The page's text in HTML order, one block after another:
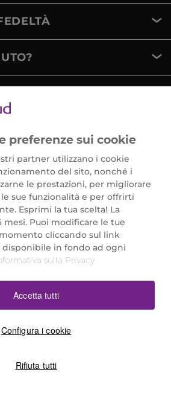
Italia S.r.l.
20017 Rho (MI)
con P.IVA 13425220152.
APP
preferenze sui cookie
partner utilizzano i cookie
del sito, nonché i
le prestazioni, per migliorare
sue funzionalità e per offrirti
Esprimi la tua scelta! La
mesi. Puoi modificare le tue
cliccando sul link
disponibile in fondo ad ogni
sulla Privacy
Configura i cookie
Rifiuta tutti
Accetta tutti